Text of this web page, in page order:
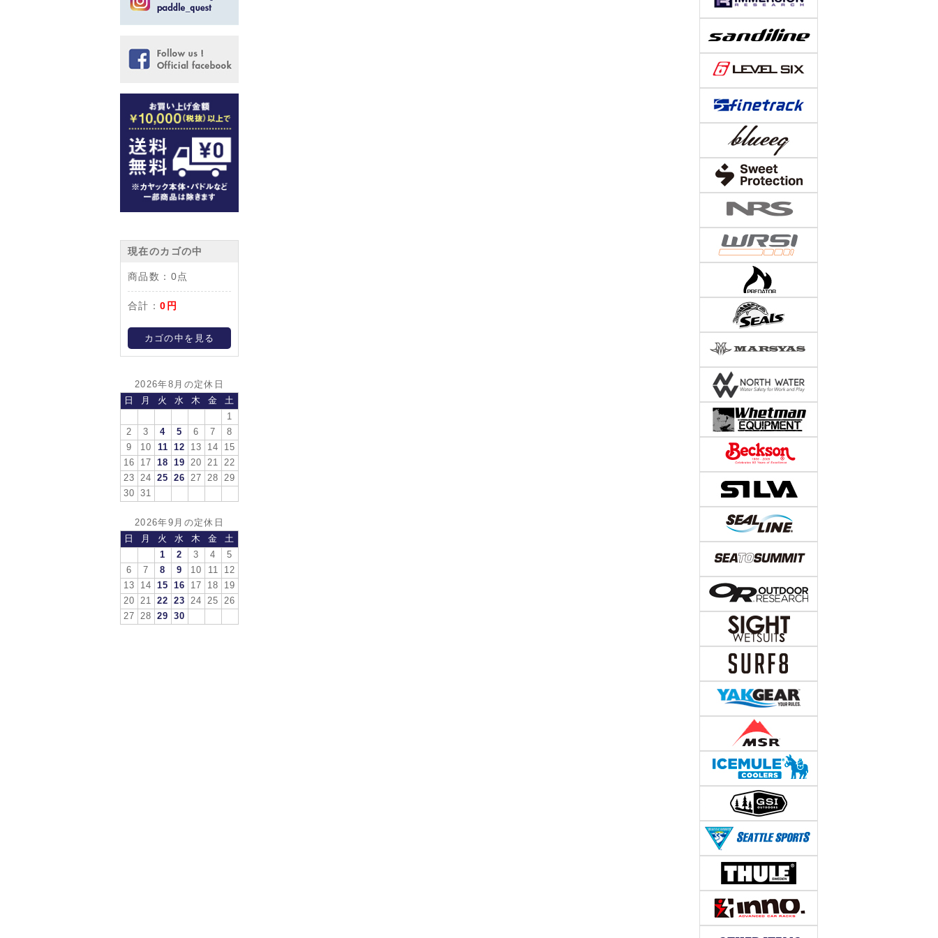
現在のカゴの中
商品数： 0点
合計：0円
カゴの中を見る
2026年8月の定休日
日
月 火 水 木 金
土
1
2
3 4 5 6 7
8
9
10 11 12 13 14
15
16
17 18 19 20 21
22
23
24 25 26 27 28
29
30
31
2026年9月の定休日
日
月 火 水 木 金
土
1
2 3 4
5
6
7 8 9 10 11
12
13
14 15 16 17 18
19
20
21 22 23 24 25
26
27
28 29 30